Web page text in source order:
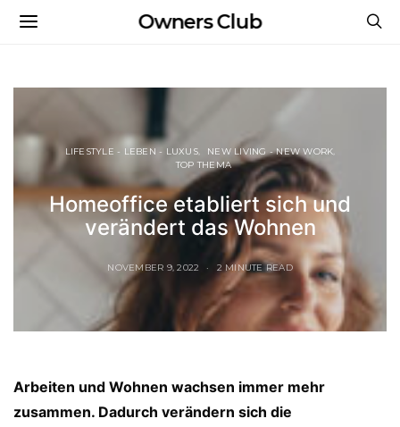
Owners Club
LIFESTYLE - LEBEN - LUXUS
NEW LIVING - NEW WORK
TOP THEMA
Homeoffice etabliert sich und
verändert das Wohnen
NOVEMBER 9, 2022 2 MINUTE READ
Arbeiten und Wohnen wachsen immer mehr
zusammen. Dadurch verändern sich die